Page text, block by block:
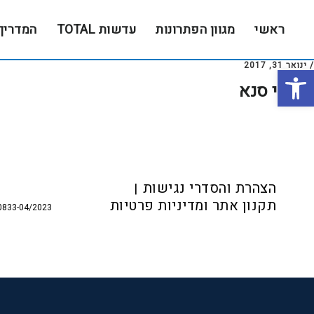
פתח סרגל נגישות
footerראשי מגוון הפתרונות עדשות TOTAL
/ ינואר 31, 2017
אופטי סנא
Footer
הצהרת והסדרי נגישות
תקנון אתר ומדיניות פרטיות
04/2023